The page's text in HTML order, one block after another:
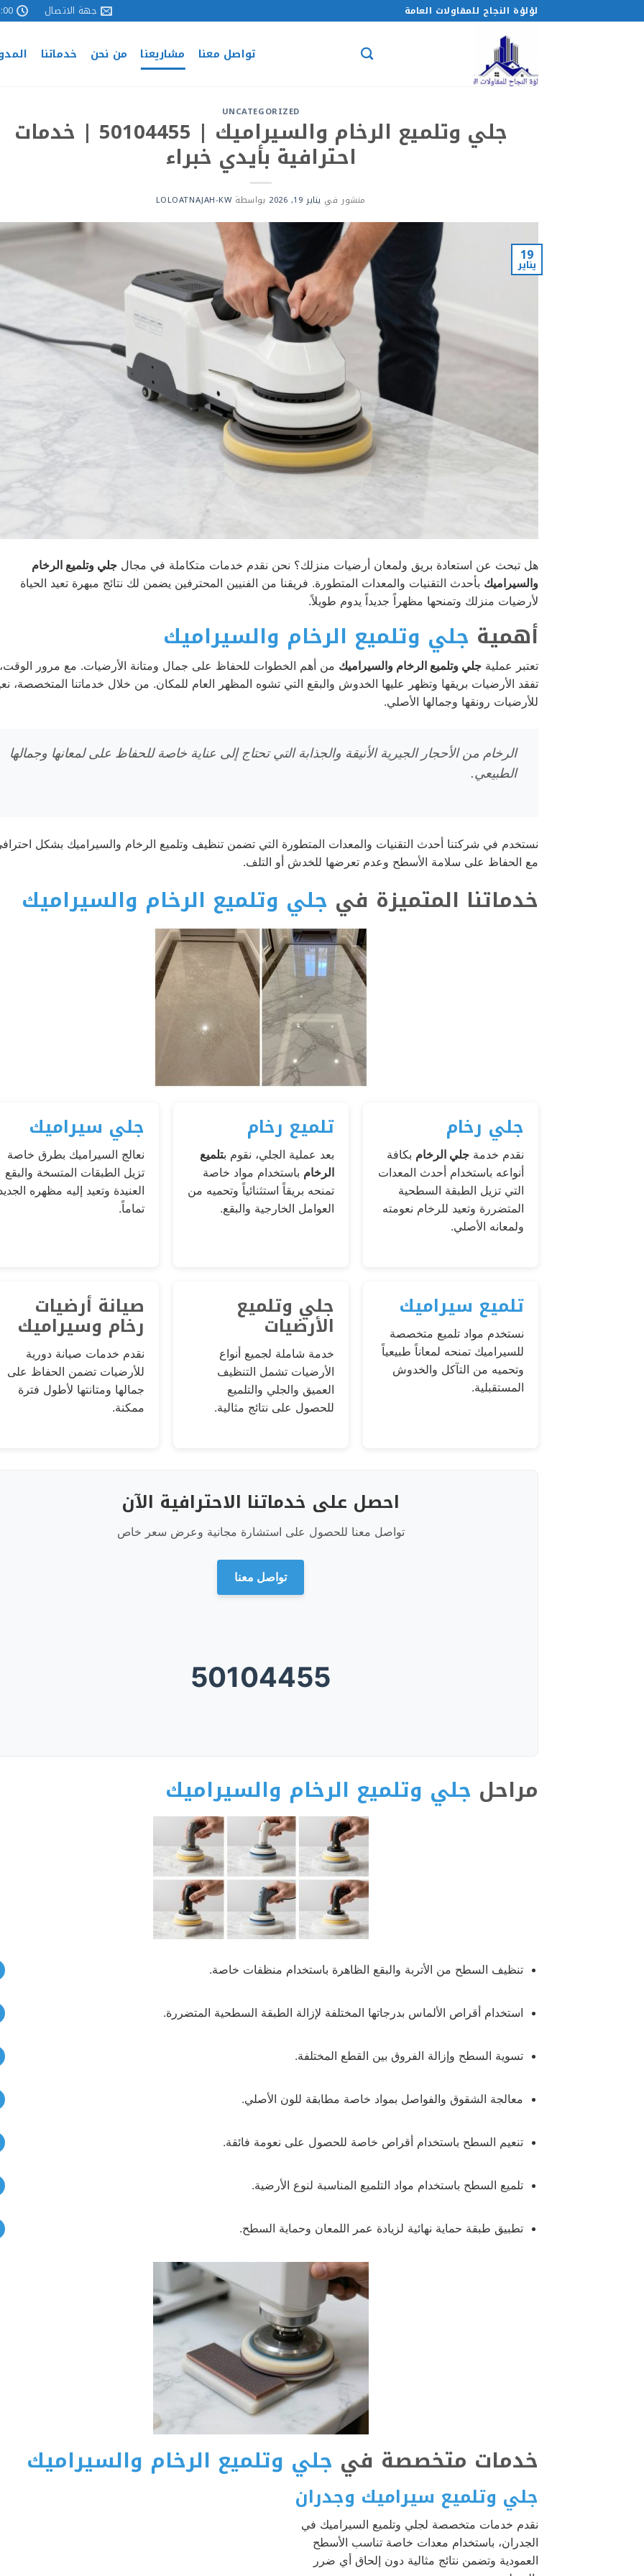
للمحتوى
لؤلؤة النجاح للمقاولات العامة جهة الاتصال 17:00
تواصل معنا مشاريعنا من نحن خدماتنا
UNCATEGORIZED
جلي وتلميع الرخام والسيراميك | 50104455 | خدمات
احترافية بأيدي خبراء
منشور في يناير 19, 2026 بواسطةLOLOATNAJAH-KW
19
يناير
هل تبحث عن استعادة بريق ولمعان أرضيات منزلك؟ نحن نقدم خدمات متكاملة في مجال جلي وتلميع الرخام
والسيراميك بأحدث التقنيات والمعدات المتطورة. فريقنا من الفنيين المحترفين يضمن لك نتائج مبهرة تعيد الحياة
لأرضيات منزلك وتمنحها مظهراً جديداً يدوم طويلاً.
أهمية جلي وتلميع الرخام والسيراميك
تعتبر عملية جلي وتلميع الرخام والسيراميك من أهم الخطوات للحفاظ على جمال ومتانة الأرضيات. مع مرور الوقت،
تفقد الأرضيات بريقها وتظهر عليها الخدوش والبقع التي تشوه المظهر العام للمكان. من خلال خدماتنا المتخصصة،
للأرضيات رونقها وجمالها الأصلي.
الرخام من الأحجار الجيرية الأنيقة والجذابة التي تحتاج إلى عناية خاصة للحفاظ على لمعانها وجمالها
الطبيعي.
نستخدم في شركتنا أحدث التقنيات والمعدات المتطورة التي تضمن تنظيف وتلميع الرخام والسيراميك بشكل
مع الحفاظ على سلامة الأسطح وعدم تعرضها للخدش أو التلف.
خدماتنا المتميزة في جلي وتلميع الرخام والسيراميك
جلي رخام
نقدم خدمة جلي الرخام بكافة
أنواعه باستخدام أحدث المعدات
التي تزيل الطبقة السطحية
المتضررة وتعيد للرخام نعومته
ولمعانه الأصلي.
تلميع رخام
بعد عملية الجلي، نقوم بتلميع
الرخام باستخدام مواد خاصة
تمنحه بريقاً استثنائياً وتحميه من
العوامل الخارجية والبقع.
جلي سيراميك
نعالج السيراميك بطرق خاصة
تزيل الطبقات المتسخة والبقع
العنيدة وتعيد إليه مظهره
تماماً.
تلميع سيراميك
نستخدم مواد تلميع متخصصة
للسيراميك تمنحه لمعاناً طبيعياً
وتحميه من التآكل والخدوش
المستقبلية.
جلي وتلميع
الأرضيات
خدمة شاملة لجميع أنواع
الأرضيات تشمل التنظيف
العميق والجلي والتلميع
للحصول على نتائج مثالية.
صيانة أرضيات
رخام وسيراميك
نقدم خدمات صيانة دورية
للأرضيات تضمن الحفاظ على
جمالها ومتانتها لأطول فترة
ممكنة.
احصل على خدماتنا الاحترافية الآن
تواصل معنا للحصول على استشارة مجانية وعرض سعر خاص
تواصل معنا
50104455
مراحل جلي وتلميع الرخام والسيراميك
تنظيف السطح من الأتربة والبقع الظاهرة باستخدام منظفات خاصة.
استخدام أقراص الألماس بدرجاتها المختلفة لإزالة الطبقة السطحية المتضررة.
تسوية السطح وإزالة الفروق بين القطع المختلفة.
معالجة الشقوق والفواصل بمواد خاصة مطابقة للون الأصلي.
تنعيم السطح باستخدام أقراص خاصة للحصول على نعومة فائقة.
تلميع السطح باستخدام مواد التلميع المناسبة لنوع الأرضية.
تطبيق طبقة حماية نهائية لزيادة عمر اللمعان وحماية السطح.
خدمات متخصصة في جلي وتلميع الرخام والسيراميك
جلي وتلميع سيراميك وجدران
نقدم خدمات متخصصة لجلي وتلميع السيراميك في
الجدران، باستخدام معدات خاصة تناسب الأسطح
العمودية وتضمن نتائج مثالية دون إلحاق أي ضرر